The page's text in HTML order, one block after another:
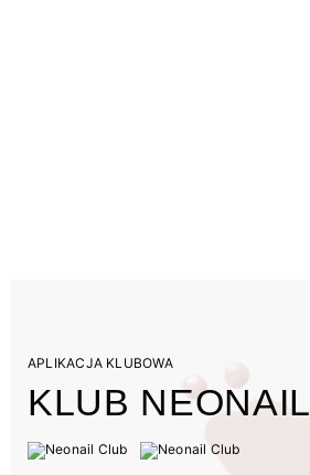
APLIKACJA KLUBOWA
KLUB NEONAIL